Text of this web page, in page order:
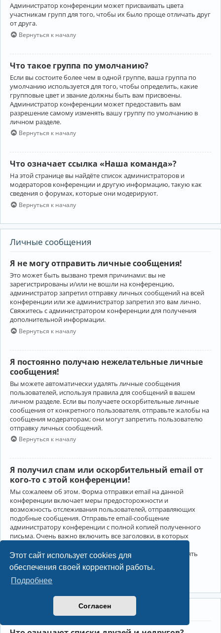
Этот сайт использует cookies для
обеспечения своей корректной работы.
Подробнее
Согласен
Администратор конференции может присваивать цвета
участникам групп для того, чтобы их было проще отличать друг
от друга.
Вернуться к началу
Что такое группа по умолчанию?
Если вы состоите более чем в одной группе, ваша группа по
умолчанию используется для того, чтобы определить, какие
групповые цвет и звание должны быть вам присвоены.
Администратор конференции может предоставить вам
разрешение самому изменять вашу группу по умолчанию в
личном разделе.
Вернуться к началу
Что означает ссылка «Наша команда»?
На этой странице вы найдёте список администраторов и
модераторов конференции и другую информацию, такую как
сведения о форумах, которые они модерируют.
Вернуться к началу
Личные сообщения
Я не могу отправить личные сообщения!
Это может быть вызвано тремя причинами: вы не
зарегистрированы и/или не вошли на конференцию,
администратор запретил отправку личных сообщений на всей
конференции или же администратор запретил это вам лично.
Свяжитесь с администратором конференции для получения
дополнительной информации.
Вернуться к началу
Я постоянно получаю нежелательные личные
сообщения!
Вы можете автоматически удалять личные сообщения
пользователей, используя правила для сообщений в вашем
личном разделе. Если вы получаете оскорбительные личные
сообщения от конкретного пользователя, отправьте жалобы на
сообщения модераторам; они могут запретить пользователю
отправку личных сообщений.
Вернуться к началу
Я получил спам или оскорбительный email от
кого-то с этой конференции!
Мы сожалеем об этом. Форма отправки email на данной
конференции включает меры предосторожности и
возможность отслеживания пользователей, отправляющих
подобные сообщения. Отправьте email-сообщение
администратору конференции с полной копией полученного
письма. Очень важно включить все заголовки, в которых
Администратор конференции сможет в этом случае принять
меры.
Друзья и недруги